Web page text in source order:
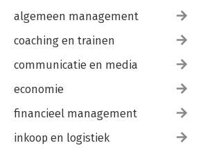
algemeen management
coaching en trainen
communicatie en media
economie
financieel management
inkoop en logistiek